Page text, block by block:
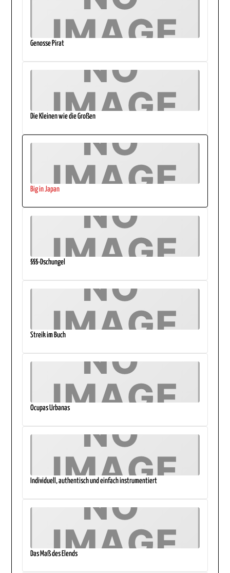
Genosse Pirat
Die Kleinen wie die Großen
Big in Japan
§§§-Dschungel
Streik im Buch
Ocupas Urbanas
Individuell, authentisch und einfach instrumentiert
Das Maß des Elends